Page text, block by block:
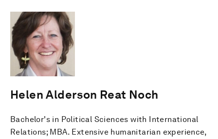
Helen Alderson Reat Noch
Bachelor's in Political Sciences with International
Relations; MBA. Extensive humanitarian experience,